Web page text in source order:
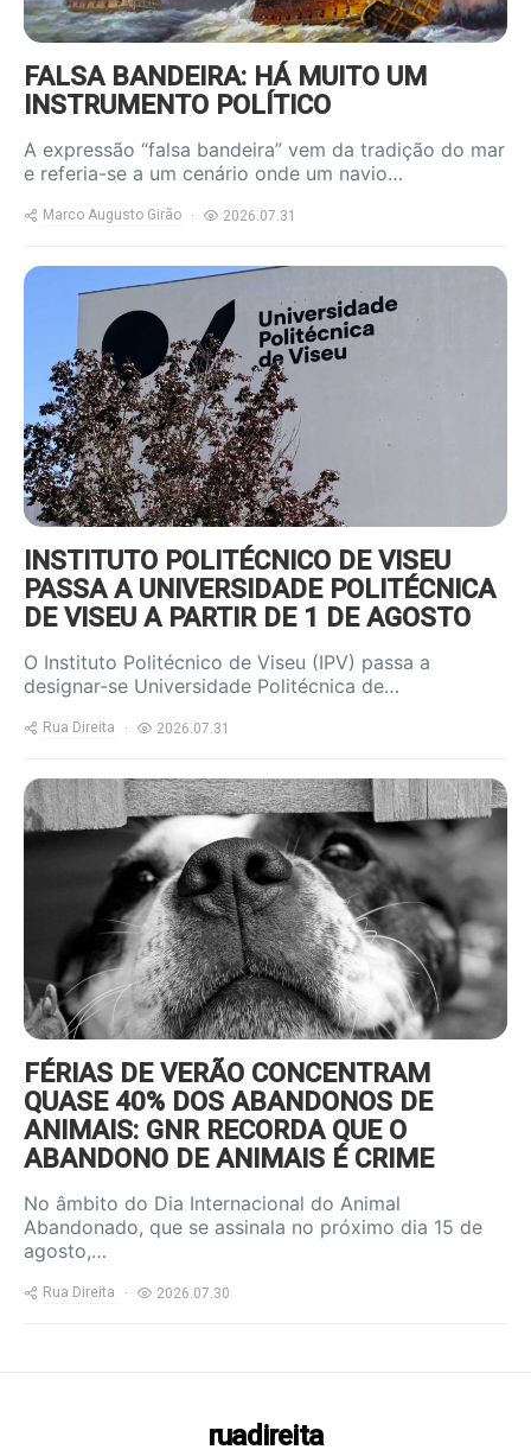
FALSA BANDEIRA: HÁ MUITO UM
INSTRUMENTO POLÍTICO
A expressão “falsa bandeira” vem da tradição do mar
e referia-se a um cenário onde um navio…
Marco Augusto Girão 2026.07.31
https://www.ruadireita.pt/wp-
content/uploads/2026/07/upv-
800x600.jpg
INSTITUTO POLITÉCNICO DE VISEU
PASSA A UNIVERSIDADE POLITÉCNICA
DE VISEU A PARTIR DE 1 DE AGOSTO
O Instituto Politécnico de Viseu (IPV) passa a
designar-se Universidade Politécnica de…
Rua Direita 2026.07.31
https://www.ruadireita.pt/wp-
content/uploads/2020/07/dog-
cute-pet-800x600.jpg
FÉRIAS DE VERÃO CONCENTRAM
QUASE 40% DOS ABANDONOS DE
ANIMAIS: GNR RECORDA QUE O
ABANDONO DE ANIMAIS É CRIME
No âmbito do Dia Internacional do Animal
Abandonado, que se assinala no próximo dia 15 de
agosto,…
Rua Direita 2026.07.30
ruadireita